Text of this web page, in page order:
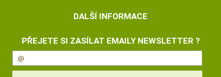
DALŠÍ INFORMACE
PŘEJETE SI ZASÍLAT EMAILY NEWSLETTER ?